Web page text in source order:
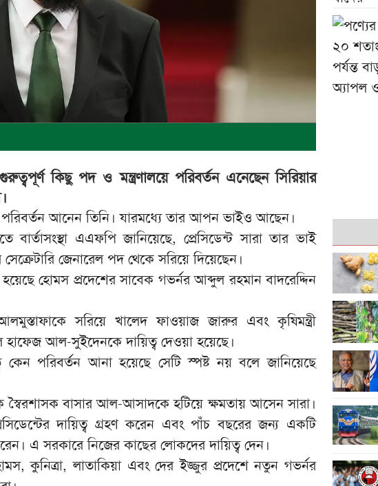
গুরুত্বপূর্ণ কিছু পদ ও মন্ত্রণালয়ে পরিবর্তন এনেছেন সিরিয়ার
আনেন তিনি। যারমধ্যে তার আপন ভাইও আছেন।
বার্তাসংস্থা এএফপি জানিয়েছে, প্রেসিডেন্ট সারা তার ভাই
সেক্রেটারি জেনারেল পদ থেকে সরিয়ে দিয়েছেন।
হোমস প্রদেশের সাবেক গভর্নর আব্দুল রহমান বাদরেদ্দিন
সরিয়ে খালেদ ফাওয়াজ জারুর এবং কৃষিমন্ত্রী
আল-সুইদেনকে দায়িত্ব দেওয়া হয়েছে।
কেন পরিবর্তন আনা হয়েছে সেটি স্পষ্ট নয় বলে জানিয়েছে
স্বৈরশাসক বাসার আল-আসাদকে হটিয়ে ক্ষমতায় আসেন সারা।
দায়িত্ব গ্রহণ করেন এবং পাঁচ বছরের জন্য একটি
এ সরকারে নিজের কাছের লোকদের দায়িত্ব দেন।
হোমস, কুনিত্রা, লাতাকিয়া এবং দের ইজ্জুর প্রদেশে নতুন গভর্নর